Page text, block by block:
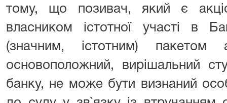
тому, що позивач, який є
власником істотної участі в
(значним, істотним)
основоположний, вирішальний
банку, не може бути визнаний